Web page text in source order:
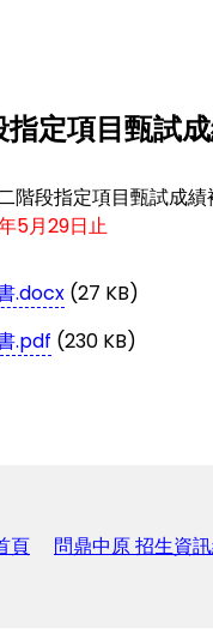
定項目甄試
階段指定項目甄試成
5月29日止
.docx (27 KB)
.pdf (230 KB)
頁 問鼎中原 招生資